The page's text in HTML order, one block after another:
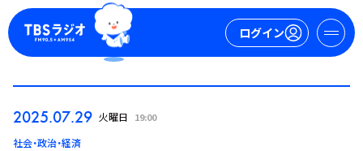
ログイン
2025.07.29 火曜日 19:00
社会・政治・経済